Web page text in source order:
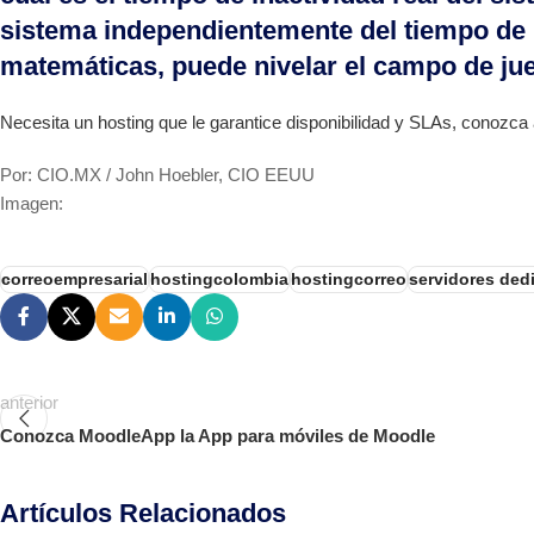
sistema independientemente del tiempo
matemáticas, puede nivelar el campo de
Necesita un hosting que le garantice disponibilidad y SLAs,
Por: CIO.MX / John Hoebler, CIO EEUU
Imagen:
correoempresarial hostingcolombiahostingcorreo servidores
anterior
Conozca MoodleApp la App para móviles de Moodle
Artículos Relacionados